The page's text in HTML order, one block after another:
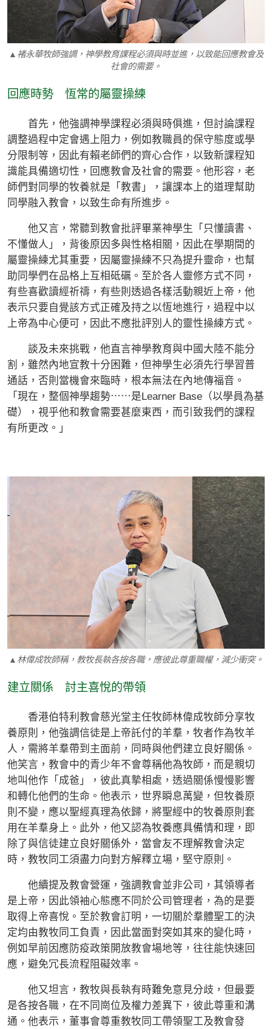
▲褚永華牧師強調，神學教育課程必須與時並進，以致能回應教會及
社會的需要。
回應時勢 恆常的屬靈操練
首先，他強調神學課程必須與時俱進，但討論課程
調整過程中定會遇上阻力，例如教職員的保守態度或學
分限制等，因此有賴老師們的齊心合作，以致新課程知
識能具備適切性，回應教會及社會的需要。他形容，老
師們對同學的牧養就是「教書」，讓課本上的道理幫助
同學融入教會，以致生命有所進步。
他又言，常聽到教會批評畢業神學生「只懂讀書、
不懂做人」，背後原因多與性格相關，因此在學期間的
屬靈操練尤其重要，因屬靈操練不只為提升靈命，也幫
助同學們在品格上互相砥礪。至於各人靈修方式不同，
有些喜歡讀經祈禱，有些則透過各樣活動親近上帝，他
表示只要自覺該方式正確及持之以恆地進行，過程中以
上帝為中心便可，因此不應批評別人的靈性操練方式。
談及未來挑戰，他直言神學教育與中國大陸不能分
割，雖然內地宣教十分困難，但神學生必須先行學習普
通話，否則當機會來臨時，根本無法在內地傳福音。
「現在，整個神學趨勢⋯⋯是Learner Base（以學員為基
礎），視乎他和教會需要甚麼東西，而引致我們的課程
有所更改。」
▲林偉成牧師稱，教牧長執各按各職，應彼此尊重職權，減少衝突。
建立關係 討主喜悅的帶領
香港伯特利教會慈光堂主任牧師林偉成牧師分享牧
養原則，他強調信徒是上帝託付的羊羣，牧者作為牧羊
人，需將羊羣帶到主面前，同時與他們建立良好關係。
他笑言，教會中的青少年不會尊稱他為牧師，而是親切
地叫他作「成爸」，彼此真摯相處，透過關係慢慢影響
和轉化他們的生命。他表示，世界瞬息萬變，但牧養原
則不變，應以聖經真理為依歸，將聖經中的牧養原則套
用在羊羣身上。此外，他又認為牧養應具備情和理，即
除了與信徒建立良好關係外，當會友不理解教會決定
時，教牧同工須盡力向對方解釋立場，堅守原則。
他續提及教會營運，強調教會並非公司，其領導者
是上帝，因此領袖心態應不同於公司管理者，為的是要
取得上帝喜悅。至於教會訂明，一切關於羣體聖工的決
定均由教牧同工負責，因此當面對突如其來的變化時，
例如早前因應防疫政策開放教會場地等，往往能快速回
應，避免冗長流程阻礙效率。
他又坦言，教牧與長執有時難免意見分歧，但最要
是各按各職，在不同崗位及權力差異下，彼此尊重和溝
通。他表示，董事會尊重教牧同工帶領聖工及教會發